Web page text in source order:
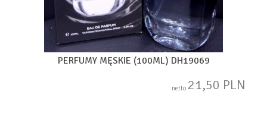
PERFUMY MĘSKIE (100ML) DH19069
netto 21,50 PLN